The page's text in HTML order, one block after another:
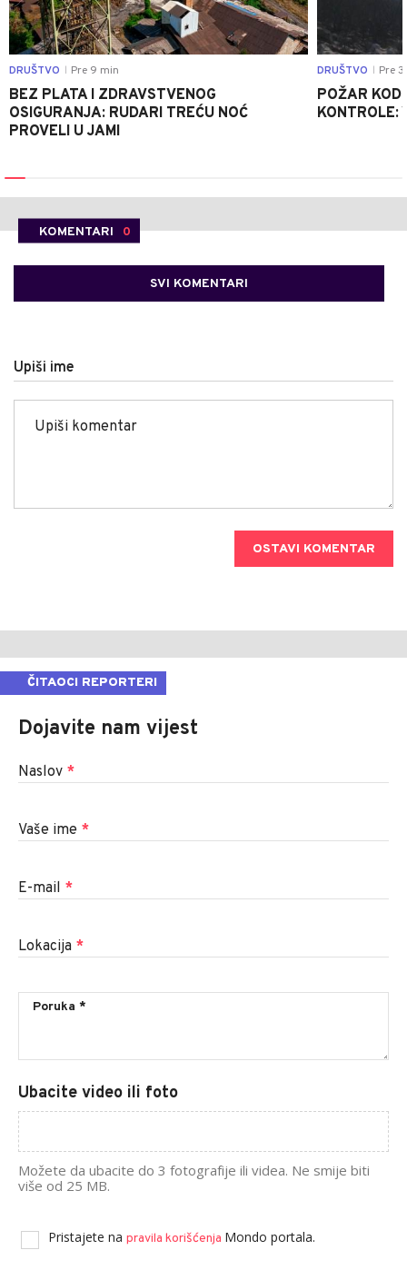
DRUŠTVO Pre 9 min
BEZ PLATA I ZDRAVSTVENOG
OSIGURANJA: RUDARI TREĆU NOĆ
PROVELI U JAMI
DRUŠTVO Pre
POŽAR KOD
KONTROLE:
KOMENTARI 0
SVI KOMENTARI
Upiši ime
OSTAVI KOMENTAR
ČITAOCI REPORTERI
Dojavite nam vijest
Naslov *
Vaše ime *
E-mail *
Lokacija *
Ubacite video ili foto
Možete da ubacite do 3 fotografije ili videa. Ne smije biti
više od 25 MB.
Pristajete na pravila korišćenja Mondo portala.